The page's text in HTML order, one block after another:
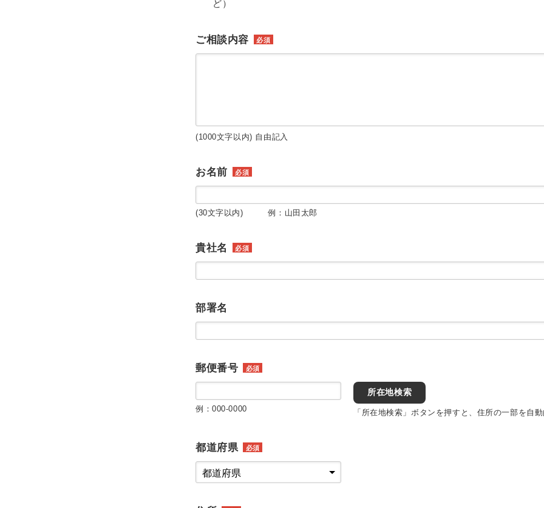
ど）
ご相談内容 必須
(1000文字以内) 自由記入
お名前 必須
(30文字以内) 例：山田太郎
貴社名 必須
部署名
郵便番号 必須
例：000-0000
所在地検索
「所在地検索」ボタンを押すと、住所の一部を自動
都道府県 必須